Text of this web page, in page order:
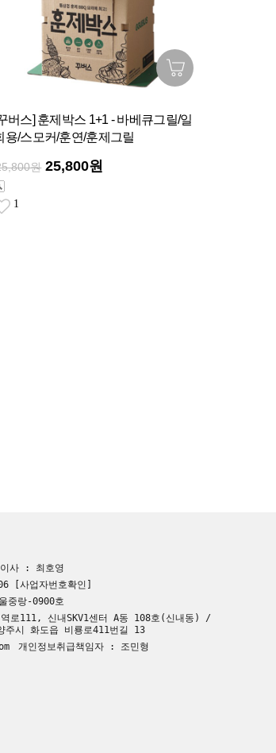
버스] 훈제박스 1+1 - 바베큐그릴/일
용/스모커/훈연/훈제그릴
원 25,800원
1
이사 : 최호영
[사업자번호확인]
중랑-0900호
로111, 신내SKV1센터 A동 108호(신내동) /
시 화도읍 비룡로411번길 13
개인정보취급책임자 : 조민형